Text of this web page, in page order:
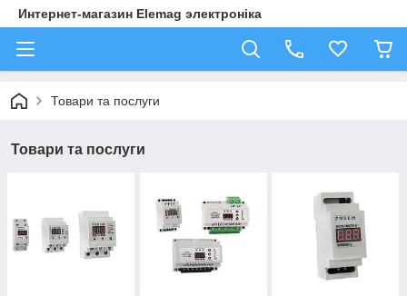
Интернет-магазин Elemag электроніка
Товари та послуги
Товари та послуги